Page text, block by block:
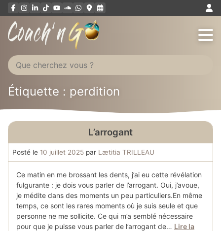
Aller
au
Étiquette : perdition
L’arrogant
Posté le 10 juillet 2025 par Lætitia TRILLEAU
Ce matin en me brossant les dents, j’ai eu cette révélation
fulgurante : je dois vous parler de l’arrogant. Oui, j’avoue,
je médite dans des moments un peu particuliers.En même
temps, ce sont les rares moments où je suis seule et que
personne ne me sollicite. Ce qui m’a semblé nécessaire
pour que je puisse vous parler de l’arrogant de… Lire la